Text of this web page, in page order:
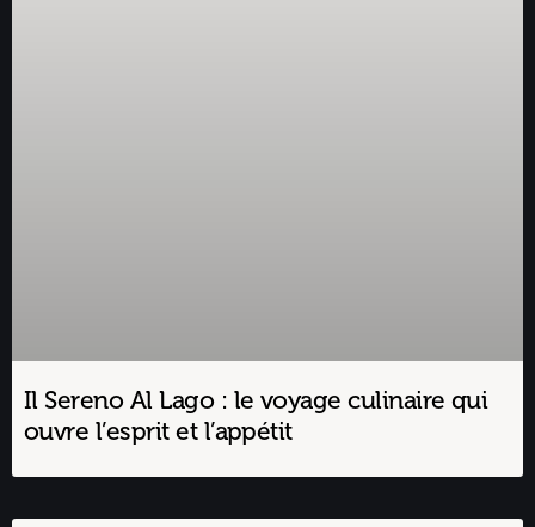
Il Sereno Al Lago : le voyage culinaire qui
ouvre l’esprit et l’appétit